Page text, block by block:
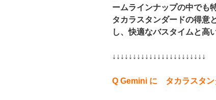
ームラインナップの中でも
タカラスタンダードの得意
し、快適なバスタイムと高
↓↓↓↓↓↓↓↓↓↓↓↓↓↓↓↓↓↓↓↓↓↓↓
Q Gemini に タカラスタン